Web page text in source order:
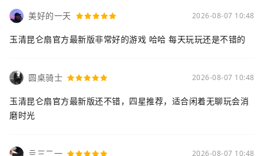
美好的一天 2026-08-07 10:48
玉清昆仑扇官方最新版非常好的游戏 哈哈 每天玩玩还是不错的
圆桌骑士 2026-08-07 10:48
玉清昆仑扇官方最新版还不错，四星推荐，适合闲着无聊玩会消
磨时光
亖三二一 2026-08-07 10:48